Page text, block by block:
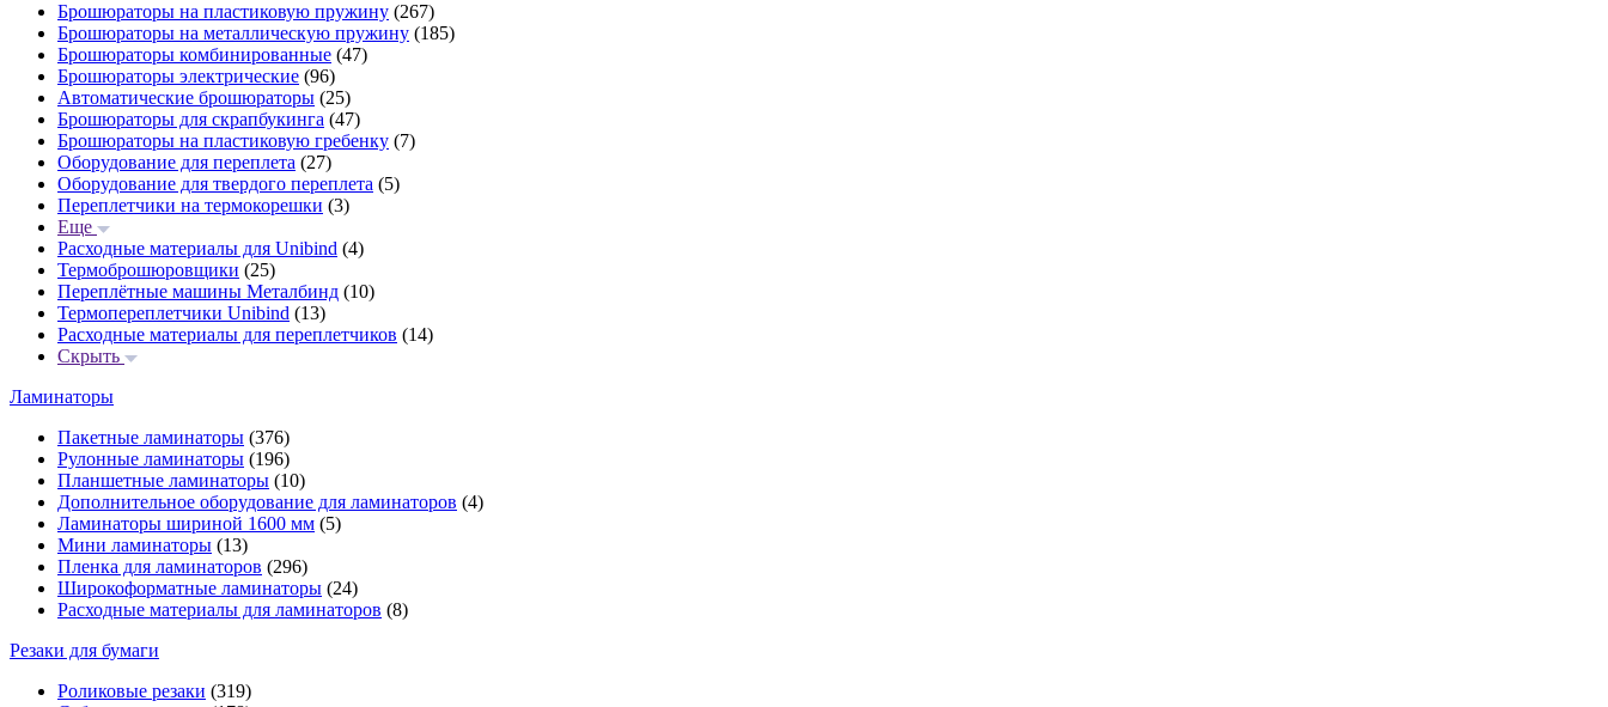
Брошюраторы на пластиковую пружину (267)
Брошюраторы на металлическую пружину (185)
Брошюраторы комбинированные (47)
Брошюраторы электрические (96)
Автоматические брошюраторы (25)
Брошюраторы для скрапбукинга (47)
Брошюраторы на пластиковую гребенку (7)
Оборудование для переплета (27)
Оборудование для твердого переплета (5)
Переплетчики на термокорешки (3)
Еще
Расходные материалы для Unibind (4)
Термоброшюровщики (25)
Переплётные машины Металбинд (10)
Термопереплетчики Unibind (13)
Расходные материалы для переплетчиков (14)
Скрыть
Ламинаторы
Пакетные ламинаторы (376)
Рулонные ламинаторы (196)
Планшетные ламинаторы (10)
Дополнительное оборудование для ламинаторов (4)
Ламинаторы шириной 1600 мм (5)
Мини ламинаторы (13)
Пленка для ламинаторов (296)
Широкоформатные ламинаторы (24)
Расходные материалы для ламинаторов (8)
Резаки для бумаги
Роликовые резаки (319)